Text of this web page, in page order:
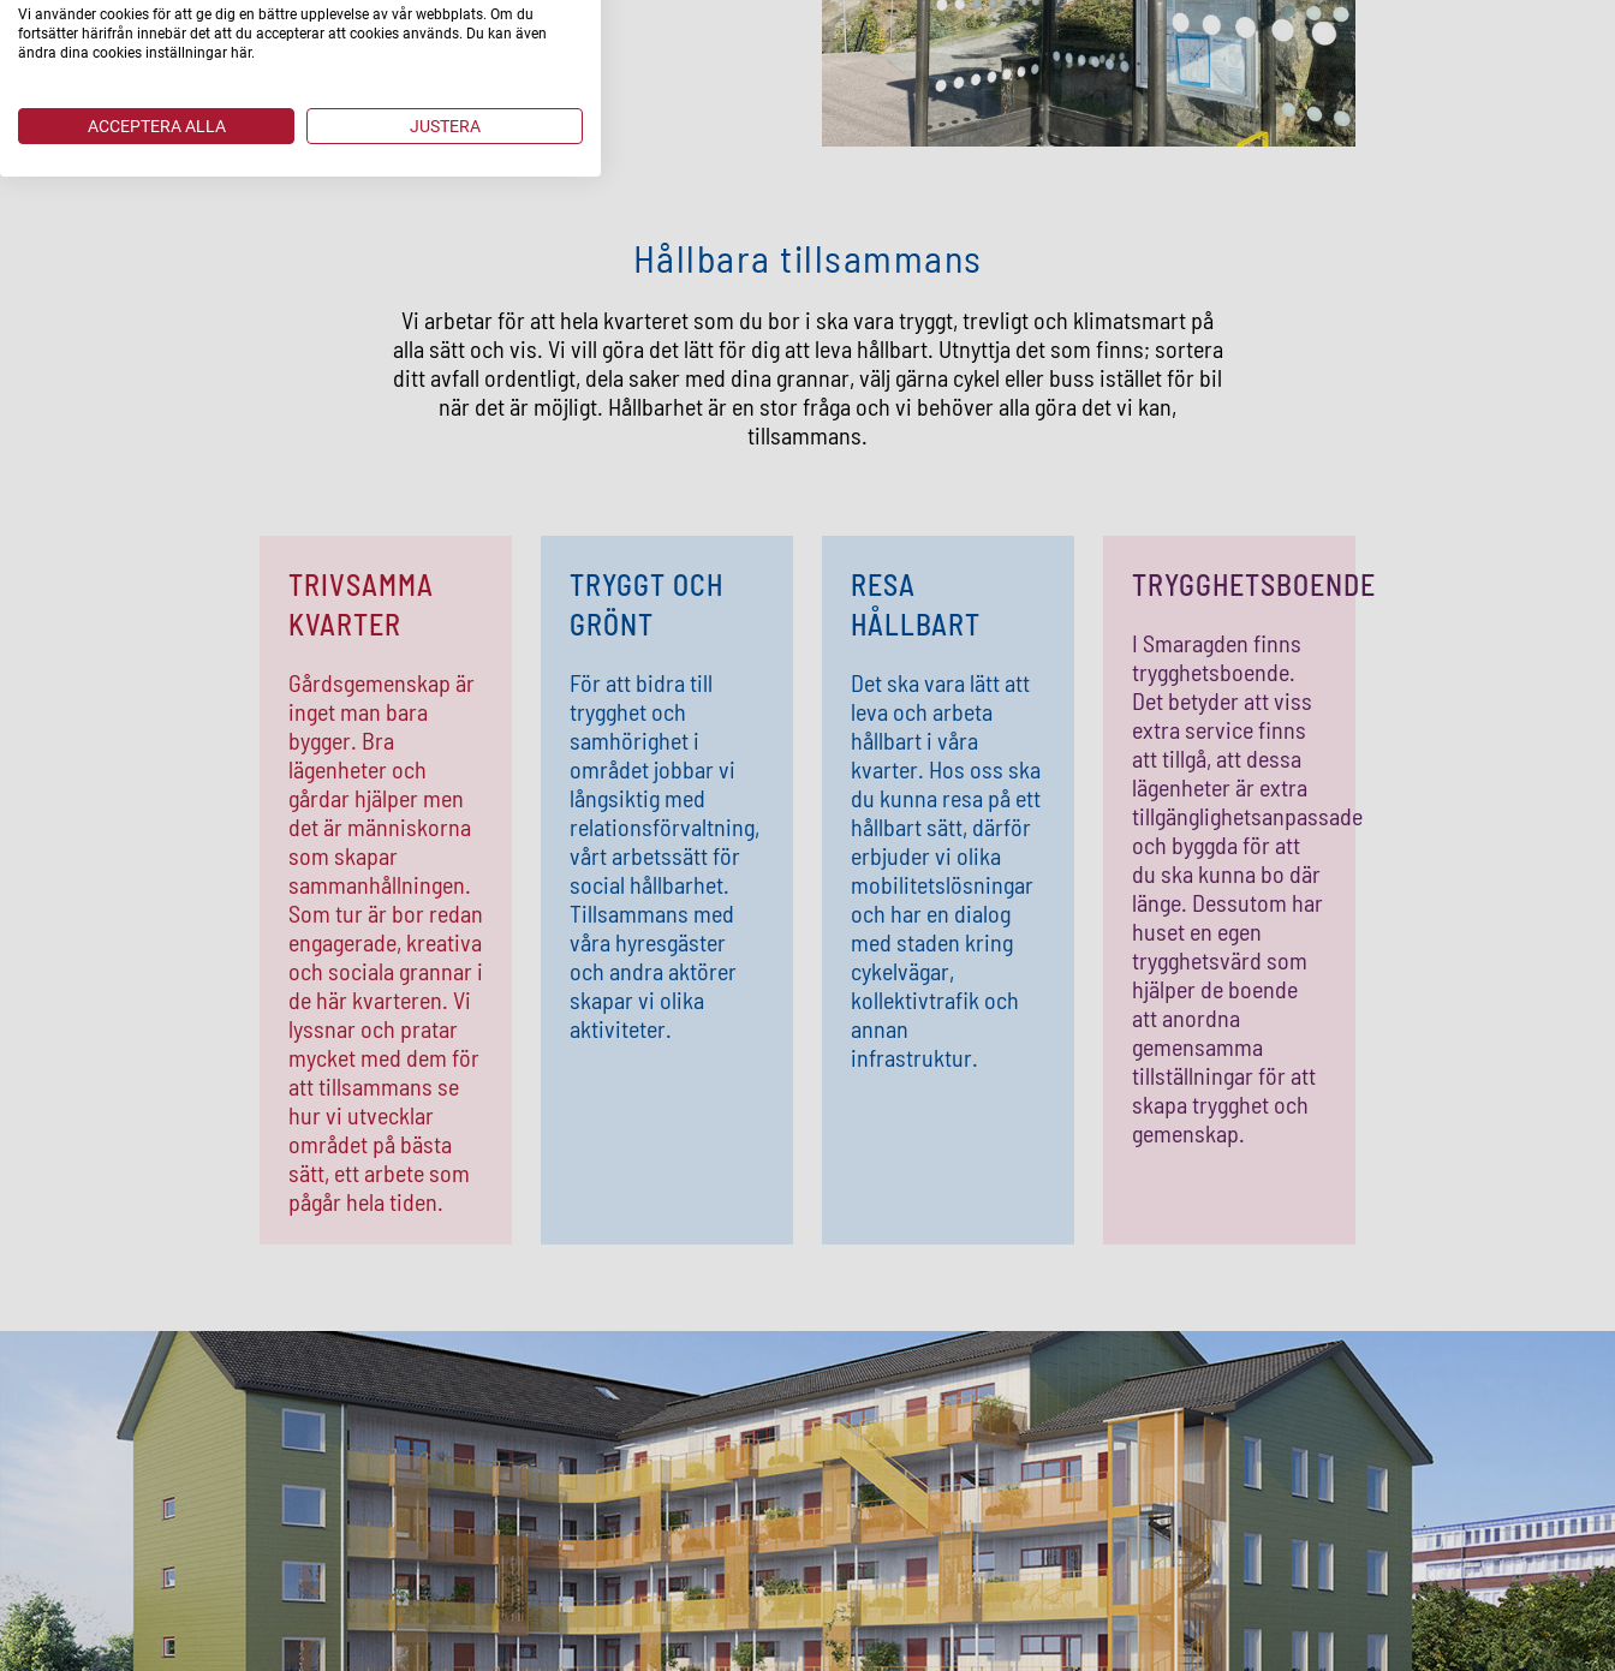
Hållbara tillsammans
Vi arbetar för att hela kvarteret som du bor i ska vara tryggt, trevligt och klimatsmart på
alla sätt och vis. Vi vill göra det lätt för dig att leva hållbart. Utnyttja det som finns; sortera
ditt avfall ordentligt, dela saker med dina grannar, välj gärna cykel eller buss istället för bil
när det är möjligt. Hållbarhet är en stor fråga och vi behöver alla göra det vi kan,
tillsammans.
TRIVSAMMA
KVARTER
Gårdsgemenskap är
inget man bara
bygger. Bra
lägenheter och
gårdar hjälper men
det är människorna
som skapar
sammanhållningen.
Som tur är bor redan
engagerade, kreativa
och sociala grannar i
de här kvarteren. Vi
lyssnar och pratar
mycket med dem för
att tillsammans se
hur vi utvecklar
området på bästa
sätt, ett arbete som
pågår hela tiden.
TRYGGT OCH
GRÖNT
För att bidra till
trygghet och
samhörighet i
området jobbar vi
långsiktig med
relationsförvaltning,
vårt arbetssätt för
social hållbarhet.
Tillsammans med
våra hyresgäster
och andra aktörer
skapar vi olika
aktiviteter.
RESA
HÅLLBART
Det ska vara lätt att
leva och arbeta
hållbart i våra
kvarter. Hos oss ska
du kunna resa på ett
hållbart sätt, därför
erbjuder vi olika
mobilitetslösningar
och har en dialog
med staden kring
cykelvägar,
kollektivtrafik och
annan
infrastruktur.
TRYGGHETSBOENDE
I Smaragden finns
trygghetsboende.
Det betyder att viss
extra service finns
att tillgå, att dessa
lägenheter är extra
tillgänglighetsanpassade
och byggda för att
du ska kunna bo där
länge. Dessutom har
huset en egen
trygghetsvärd som
hjälper de boende
att anordna
gemensamma
tillställningar för att
skapa trygghet och
gemenskap.
Vi använder cookies för att ge dig en bättre upplevelse av vår webbplats. Om du
fortsätter härifrån innebär det att du accepterar att cookies används. Du kan även
ändra dina cookies inställningar här.
ACCEPTERA ALLA JUSTERA